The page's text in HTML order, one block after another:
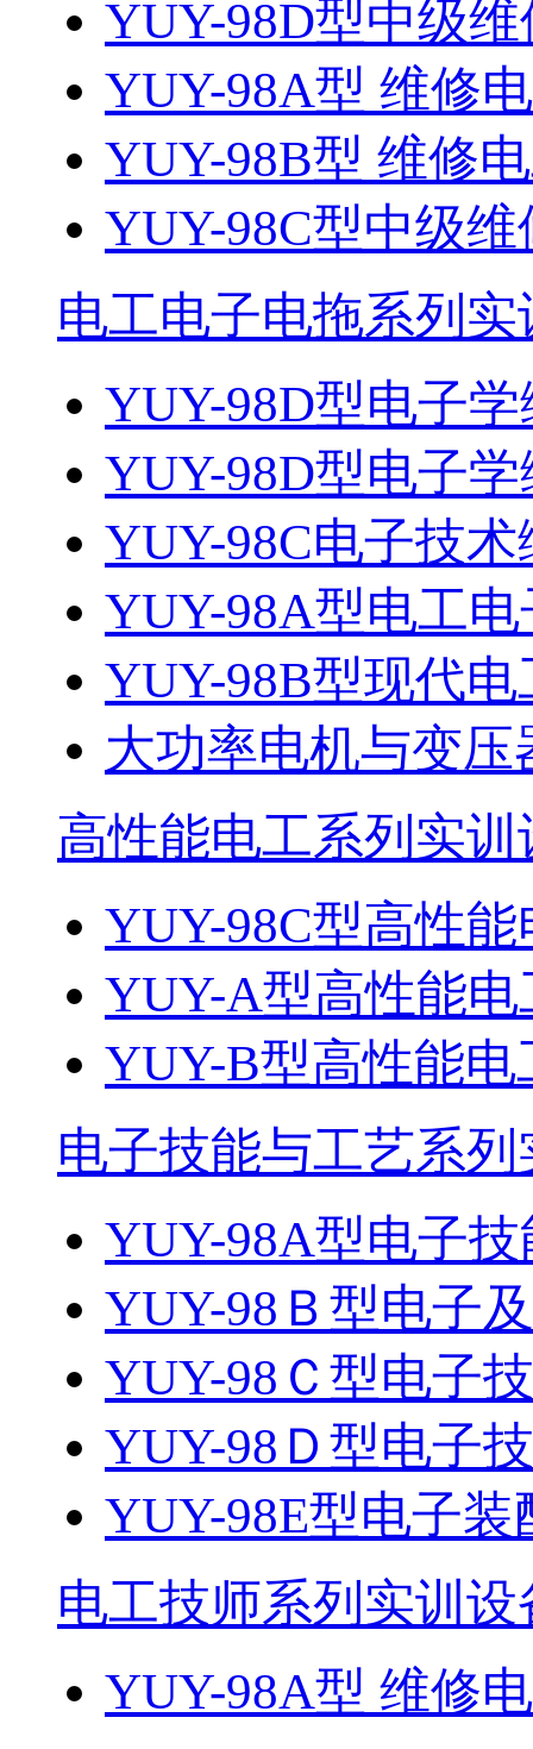
YUY-98D型中级
YUY-98A型 维修
YUY-98B型 维修
YUY-98C型中级
电工电子电拖系列实
YUY-98D型电子
YUY-98D型电子
YUY-98C电子技
YUY-98A型电工
YUY-98B型现代
大功率电机与变
高性能电工系列实训
YUY-98C型高性
YUY-A型高性能
YUY-B型高性能
电子技能与工艺系
YUY-98A型电子
YUY-98Ｂ型电子
YUY-98Ｃ型电子
YUY-98Ｄ型电子
YUY-98E型电子
电工技师系列实训设
YUY-98A型 维修